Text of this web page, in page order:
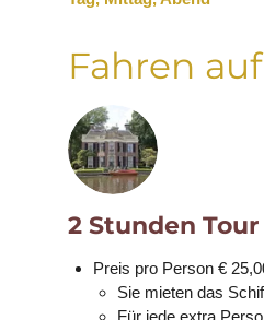
Fahren
2 Stunden
Preis pro Person €
Sie mieten das